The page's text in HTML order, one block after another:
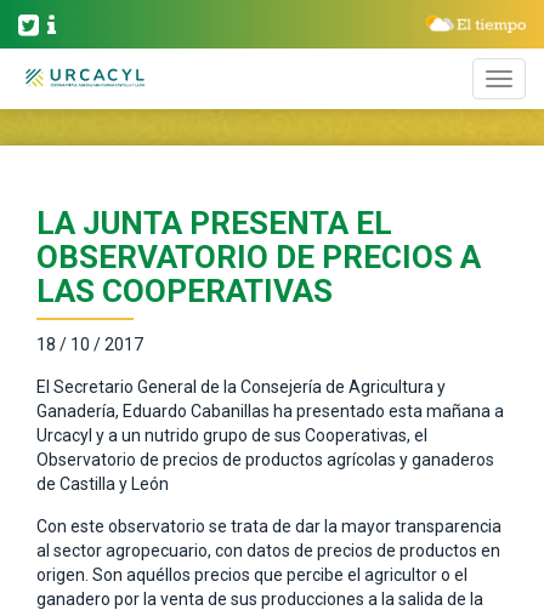
LA JUNTA PRESENTA EL
OBSERVATORIO DE PRECIOS A
LAS COOPERATIVAS
18 / 10 / 2017
El Secretario General de la Consejería de Agricultura y
Ganadería, Eduardo Cabanillas ha presentado esta mañana a
Urcacyl y a un nutrido grupo de sus Cooperativas, el
Observatorio de precios de productos agrícolas y ganaderos
de Castilla y León
Con este observatorio se trata de dar la mayor transparencia
al sector agropecuario, con datos de precios de productos en
origen. Son aquéllos precios que percibe el agricultor o el
ganadero por la venta de sus producciones a la salida de la